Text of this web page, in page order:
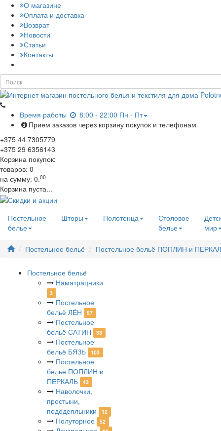
О магазине
Оплата и доставка
Возврат
Новости
Статьи
Контакты
Время работы
8:00 - 22:00 Пн - Пт
Прием заказов через корзину покупок и телефонам
+375 44 7305779
+375 29 6356143
Корзина покупок:
товаров: 0
на сумму: 0.00
Корзина пуста...
Постельное
белье
Шторы Полотенца
Столовое
белье
мир
Постельное бельё Постельное бельё ПОПЛИН и
Постельное бельё
Наматрацники
3
Постельное
бельё ЛЁН
57
Постельное
бельё САТИН
33
Постельное
бельё БЯЗЬ
103
Постельное
бельё ПОПЛИН и
ПЕРКАЛЬ
43
Наволочки,
простыни,
пододеяльники
12
Полуторное 52